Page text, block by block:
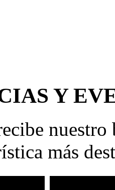
Y
nuestro
más